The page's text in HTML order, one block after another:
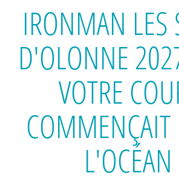
IRONMAN LES
D'OLONNE
VOTRE
COMMENÇAIT
L'OCÉAN